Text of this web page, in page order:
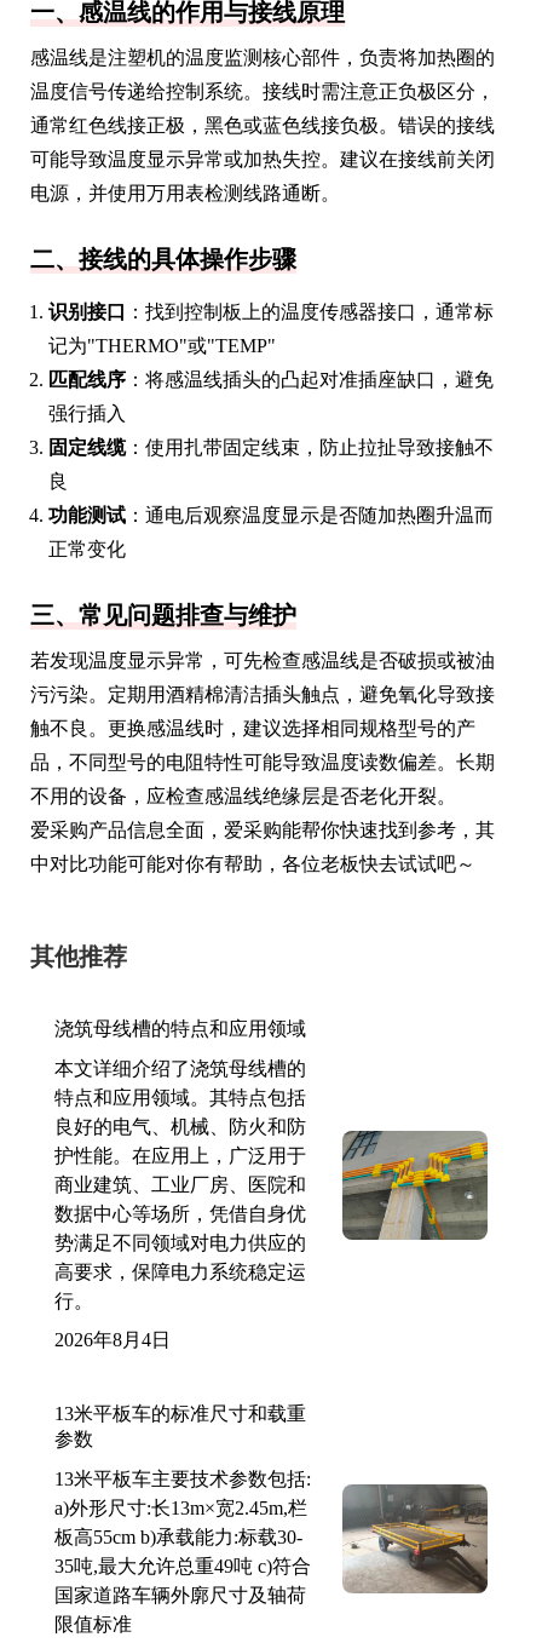
一、感温线的作用与接线原理
感温线是注塑机的温度监测核心部件，负责将加热圈的
温度信号传递给控制系统。接线时需注意正负极区分，
通常红色线接正极，黑色或蓝色线接负极。错误的接线
可能导致温度显示异常或加热失控。建议在接线前关闭
电源，并使用万用表检测线路通断。
二、接线的具体操作步骤
识别接口
：找到控制板上的温度传感器接口，通常标
记为"THERMO"或"TEMP"
匹配线序 ：将感温线插头的凸起对准插座缺口，避免
强行插入
固定线缆：使用扎带固定线束，防止拉扯导致接触不
良
功能测试 ：通电后观察温度显示是否随加热圈升温而
正常变化
三、常见问题排查与维护
若发现温度显示异常，可先检查感温线是否破损或被油
污污染。定期用酒精棉清洁插头触点，避免氧化导致接
触不良。更换感温线时，建议选择相同规格型号的产
品，不同型号的电阻特性可能导致温度读数偏差。长期
不用的设备，应检查感温线绝缘层是否老化开裂。
爱采购产品信息全面，爱采购能帮你快速找到参考，其
中对比功能可能对你有帮助，各位老板快去试试吧～
其他推荐
浇筑母线槽的特点和应用领域
本文详细介绍了浇筑母线槽的
特点和应用领域。其特点包括
良好的电气、机械、防火和防
护性能。在应用上，广泛用于
商业建筑、工业厂房、医院和
数据中心等场所，凭借自身优
势满足不同领域对电力供应的
高要求，保障电力系统稳定运
行。
2026年8月4日
13米平板车的标准尺寸和载重
参数
13米平板车主要技术参数包括:
a)外形尺寸:长13m×宽2.45m,栏
板高55cm b)承载能力:标载30-
35吨,最大允许总重49吨 c)符合
国家道路车辆外廓尺寸及轴荷
限值标准